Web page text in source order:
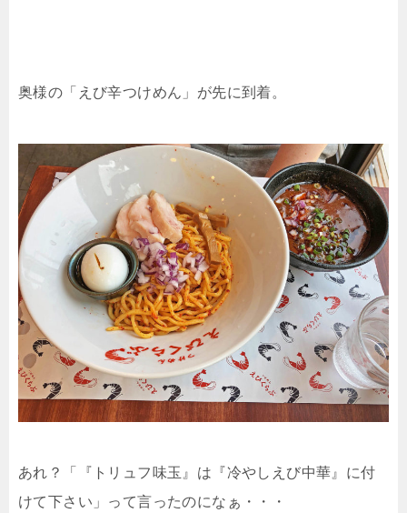
奥様の「えび辛つけめん」が先に到着。
あれ？「『トリュフ味玉』は『冷やしえび中華』に付
けて下さい」って言ったのになぁ・・・